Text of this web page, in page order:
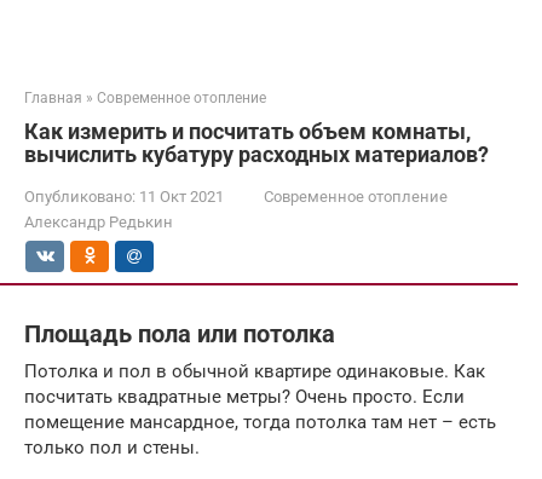
Главная » Современное отопление
Как измерить и посчитать объем комнаты,
вычислить кубатуру расходных материалов?
Опубликовано: 11 Окт 2021
Современное отопление
Александр Редькин
Площадь пола или потолка
Потолка и пол в обычной квартире одинаковые. Как
посчитать квадратные метры? Очень просто. Если
помещение мансардное, тогда потолка там нет – есть
только пол и стены.